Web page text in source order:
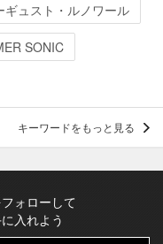
ギュスト・ルノワール
SONIC
キーワードをもっと見る
ォローして
入れよう